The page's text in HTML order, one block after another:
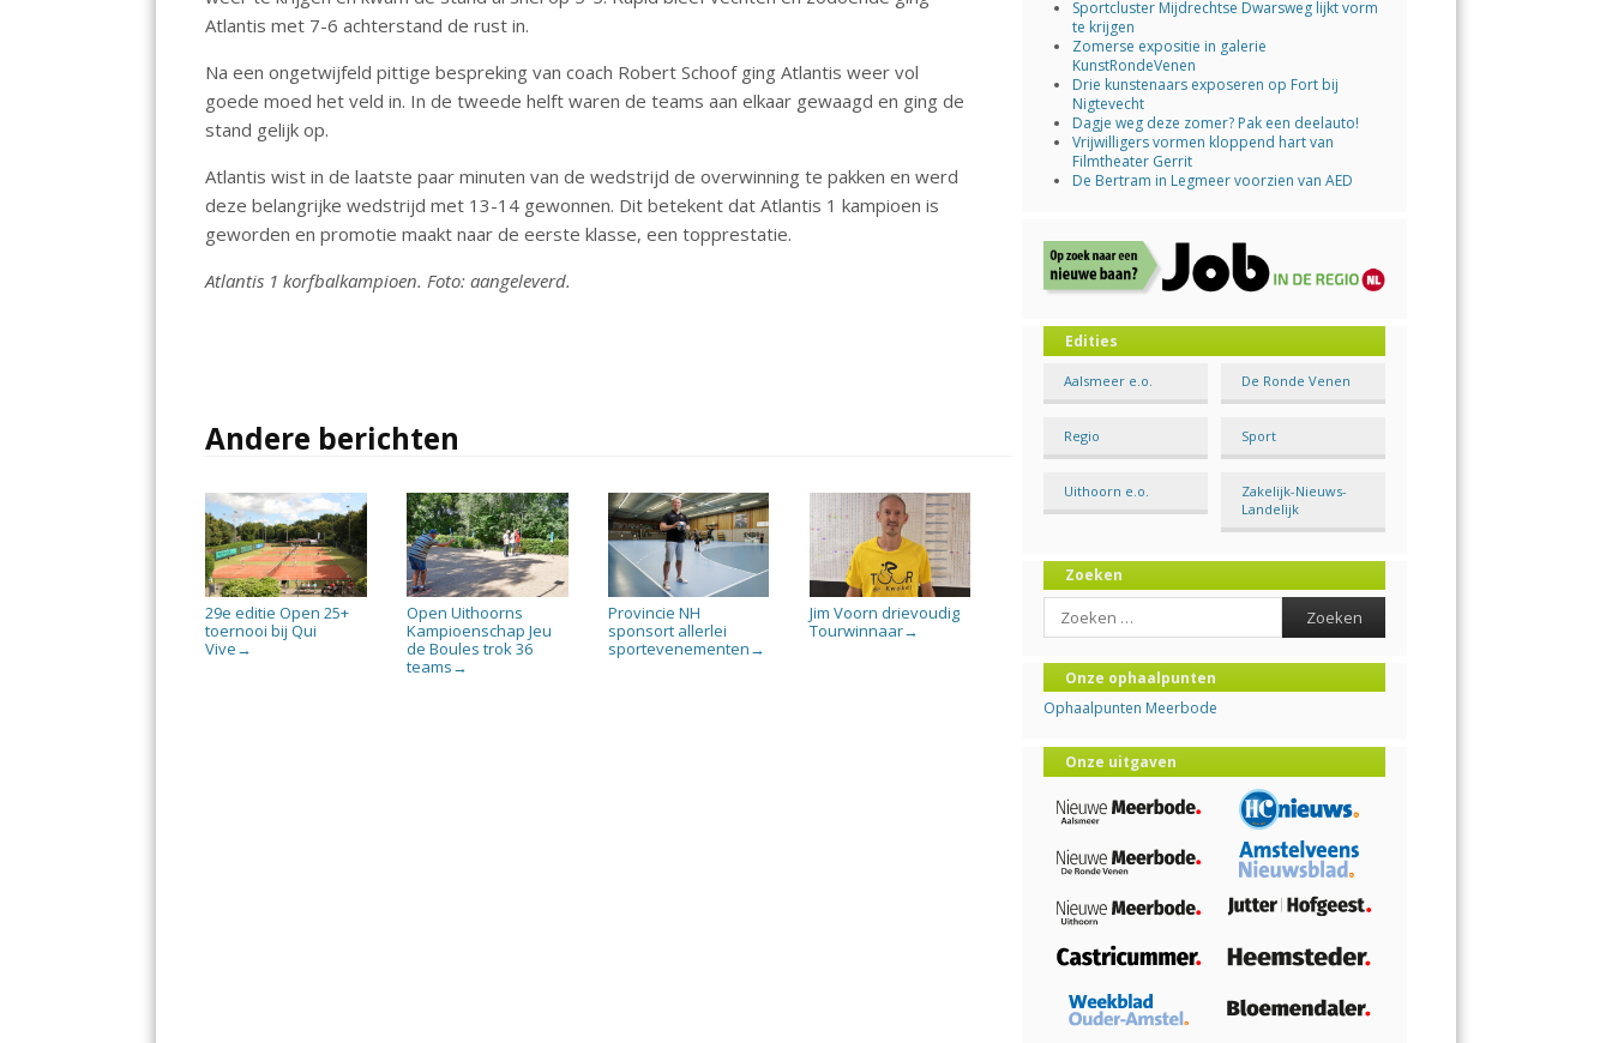
k p
Atlantis met 7-6 achterstand de rust in.
Na een ongetwijfeld pittige bespreking van coach Robert Schoof ging Atlantis weer vol
goede moed het veld in. In de tweede helft waren de teams aan elkaar gewaagd en ging de
stand gelijk op.
Atlantis wist in de laatste paar minuten van de wedstrijd de overwinning te pakken en werd
deze belangrijke wedstrijd met 13-14 gewonnen. Dit betekent dat Atlantis 1 kampioen is
geworden en promotie maakt naar de eerste klasse, een topprestatie.
Atlantis 1 korfbalkampioen. Foto: aangeleverd.
Andere berichten
29e editie Open 25+
toernooi bij Qui
Vive →
Open Uithoorns
Kampioenschap Jeu
de Boules trok 36
teams →
Provincie NH
sponsort allerlei
sportevenementen →
Jim Voorn drievoudig
Tourwinnaar→
Sportcluster Mijdrechtse Dwarsweg lijkt vorm
te krijgen
Zomerse expositie in galerie
KunstRondeVenen
Drie kunstenaars exposeren op Fort bij
Nigtevecht
Dagje weg deze zomer? Pak een deelauto!
Vrijwilligers vormen kloppend hart van
Filmtheater Gerrit
De Bertram in Legmeer voorzien van AED
Edities
Aalsmeer e.o. De Ronde Venen
Regio Sport
Uithoorn e.o.
Zakelijk-Nieuws-
Landelijk
Zoeken
Search
Onze ophaalpunten
Ophaalpunten Meerbode
Onze uitgaven